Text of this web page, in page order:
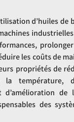
d’huiles de
les coûts de
propriétés de
température,
de
des